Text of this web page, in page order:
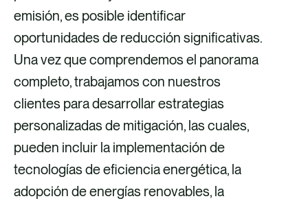
emisión, es posible identificar
oportunidades de reducción significativas.
Una vez que comprendemos el panorama
completo, trabajamos con nuestros
clientes para desarrollar estrategias
personalizadas de mitigación, las cuales,
pueden incluir la implementación de
tecnologías de eficiencia energética, la
adopción de energías renovables, la